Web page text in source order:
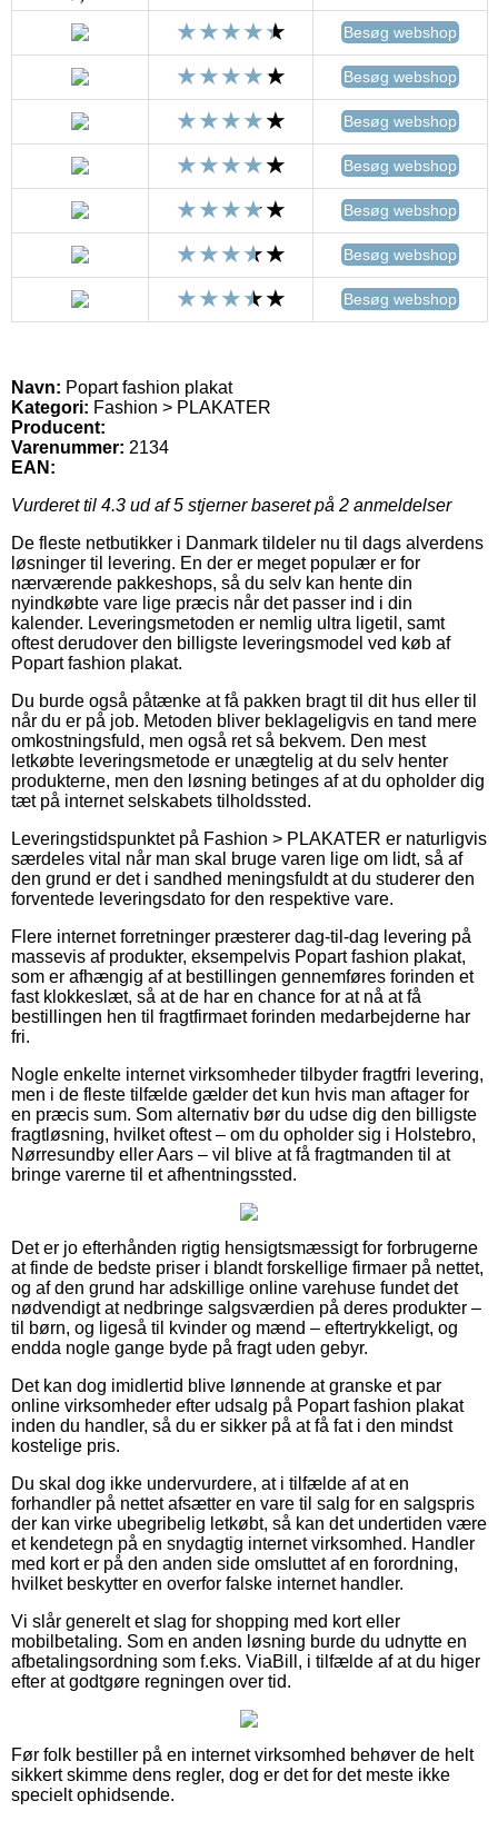
Besøg webshop
Besøg webshop
Besøg webshop
Besøg webshop
Besøg webshop
Besøg webshop
Besøg webshop
Navn: Popart fashion plakat
Kategori: Fashion > PLAKATER
Producent:
Varenummer: 2134
EAN:
Vurderet til 4.3 ud af 5 stjerner baseret på 2 anmeldelser
De fleste netbutikker i Danmark tildeler nu til dags alverdens
løsninger til levering. En der er meget populær er for
nærværende pakkeshops, så du selv kan hente din
nyindkøbte vare lige præcis når det passer ind i din
kalender. Leveringsmetoden er nemlig ultra ligetil, samt
oftest derudover den billigste leveringsmodel ved køb af
Popart fashion plakat.
Du burde også påtænke at få pakken bragt til dit hus eller til
når du er på job. Metoden bliver beklageligvis en tand mere
omkostningsfuld, men også ret så bekvem. Den mest
letkøbte leveringsmetode er unægtelig at du selv henter
produkterne, men den løsning betinges af at du opholder dig
tæt på internet selskabets tilholdssted.
Leveringstidspunktet på Fashion > PLAKATER er naturligvis
særdeles vital når man skal bruge varen lige om lidt, så af
den grund er det i sandhed meningsfuldt at du studerer den
forventede leveringsdato for den respektive vare.
Flere internet forretninger præsterer dag-til-dag levering på
massevis af produkter, eksempelvis Popart fashion plakat,
som er afhængig af at bestillingen gennemføres forinden et
fast klokkeslæt, så at de har en chance for at nå at få
bestillingen hen til fragtfirmaet forinden medarbejderne har
fri.
Nogle enkelte internet virksomheder tilbyder fragtfri levering,
men i de fleste tilfælde gælder det kun hvis man aftager for
en præcis sum. Som alternativ bør du udse dig den billigste
fragtløsning, hvilket oftest – om du opholder sig i Holstebro,
Nørresundby eller Aars – vil blive at få fragtmanden til at
bringe varerne til et afhentningssted.
Det er jo efterhånden rigtig hensigtsmæssigt for forbrugerne
at finde de bedste priser i blandt forskellige firmaer på nettet,
og af den grund har adskillige online varehuse fundet det
nødvendigt at nedbringe salgsværdien på deres produkter –
til børn, og ligeså til kvinder og mænd – eftertrykkeligt, og
endda nogle gange byde på fragt uden gebyr.
Det kan dog imidlertid blive lønnende at granske et par
online virksomheder efter udsalg på Popart fashion plakat
inden du handler, så du er sikker på at få fat i den mindst
kostelige pris.
Du skal dog ikke undervurdere, at i tilfælde af at en
forhandler på nettet afsætter en vare til salg for en salgspris
der kan virke ubegribelig letkøbt, så kan det undertiden være
et kendetegn på en snydagtig internet virksomhed. Handler
med kort er på den anden side omsluttet af en forordning,
hvilket beskytter en overfor falske internet handler.
Vi slår generelt et slag for shopping med kort eller
mobilbetaling. Som en anden løsning burde du udnytte en
afbetalingsordning som f.eks. ViaBill, i tilfælde af at du higer
efter at godtgøre regningen over tid.
Før folk bestiller på en internet virksomhed behøver de helt
sikkert skimme dens regler, dog er det for det meste ikke
specielt ophidsende.